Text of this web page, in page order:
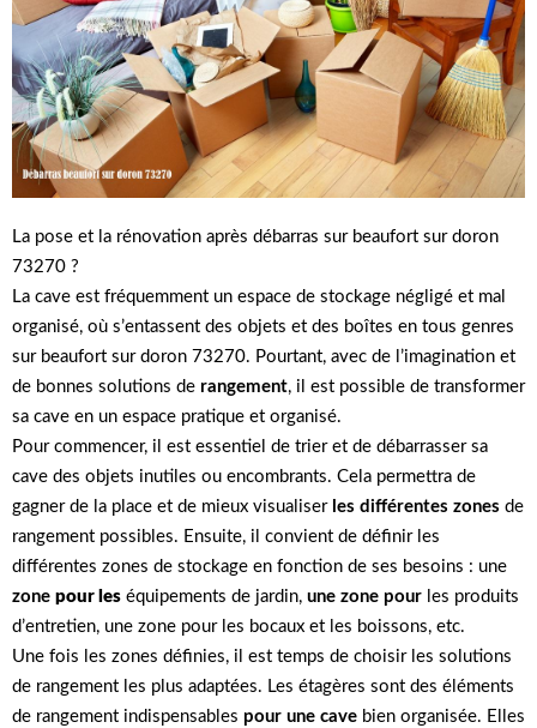
La pose et la rénovation après débarras sur beaufort sur doron
73270 ?
La cave est fréquemment un espace de stockage négligé et mal
organisé, où s’entassent des objets et des boîtes en tous genres
sur beaufort sur doron 73270. Pourtant, avec de l’imagination et
de bonnes solutions de rangement, il est possible de transformer
sa cave en un espace pratique et organisé.
Pour commencer, il est essentiel de trier et de débarrasser sa
cave des objets inutiles ou encombrants. Cela permettra de
gagner de la place et de mieux visualiser les différentes zones de
rangement possibles. Ensuite, il convient de définir les
différentes zones de stockage en fonction de ses besoins : une
zone pour les équipements de jardin, une zone pour les produits
d’entretien, une zone pour les bocaux et les boissons, etc.
Une fois les zones définies, il est temps de choisir les solutions
de rangement les plus adaptées. Les étagères sont des éléments
de rangement indispensables pour une cave bien organisée. Elles